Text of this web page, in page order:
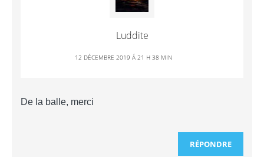
Luddite
12 DÉCEMBRE 2019 Á 21 H 38 MIN
De la balle, merci
RÉPONDRE